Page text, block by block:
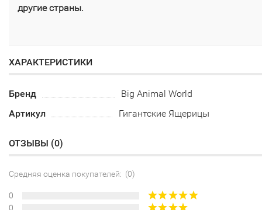
другие страны.
ХАРАКТЕРИСТИКИ
Бренд
Big Animal World
Артикул
Гигантские Ящерицы
ОТЗЫВЫ (0)
Средняя оценка покупателей: (0)
0
0